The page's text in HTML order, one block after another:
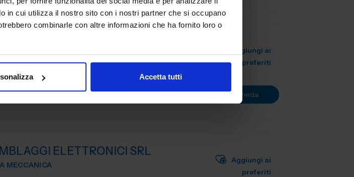
in cui utilizza il nostro sito con i nostri partner che si occupano
combinarle con altre informazioni che ha fornito loro o
Accetta tutti
MECCANICA
Pad. 26Stand:
Aggiungi ai
preferiti
Vai alla scheda
ELETTRONICI SRL
MECCANICA
Aggiungi ai
preferiti